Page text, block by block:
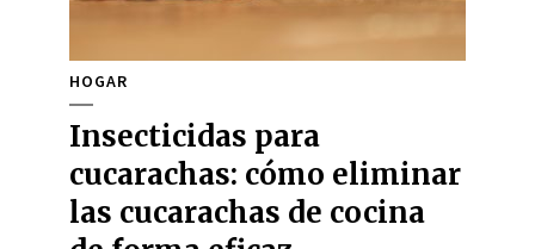
HOGAR
Insecticidas para
cucarachas: cómo eliminar
las cucarachas de cocina